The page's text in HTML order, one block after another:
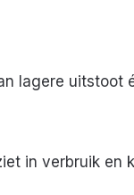
lagere uitstoot
in verbruik en